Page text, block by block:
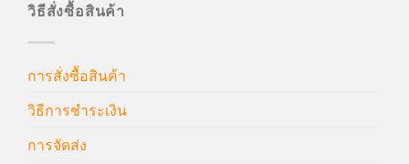
วิธีสั่งซื้อสินค้า
การสั่งซื้อสินค้า
วิธีการชำระเงิน
การจัดส่ง